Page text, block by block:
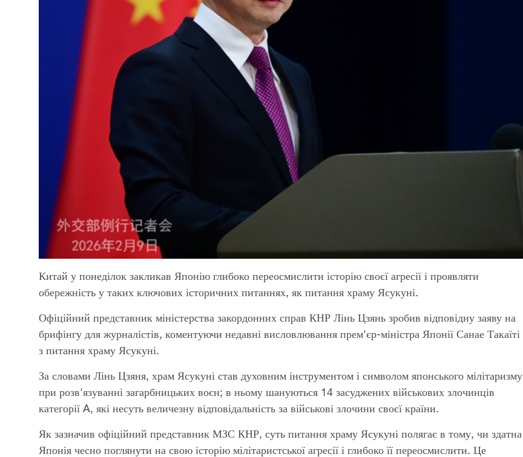
Китай у понеділок закликав Японію глибоко переосмислити історію своєї агресії і проявляти
обережність у таких ключових історичних питаннях, як питання храму Ясукуні.
Офіційний представник міністерства закордонних справ КНР Лінь Цзянь зробив відповідну заяву на
брифінгу для журналістів, коментуючи недавні висловлювання прем'єр-міністра Японії Санае Такаїті
з питання храму Ясукуні.
За словами Лінь Цзяня, храм Ясукуні став духовним інструментом і символом японського мілітаризму
при розв'язуванні загарбницьких воєн; в ньому шануються 14 засуджених військових злочинців
категорії A, які несуть величезну відповідальність за військові злочини своєї країни.
Як зазначив офіційний представник МЗС КНР, суть питання храму Ясукуні полягає в тому, чи здатна
Японія чесно поглянути на свою історію мілітаристської агресії і глибоко її переосмислити. Це